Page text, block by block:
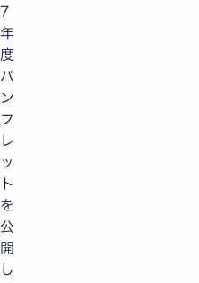
7
年
度
パ
ン
フ
レ
ッ
ト
を
公
開
し